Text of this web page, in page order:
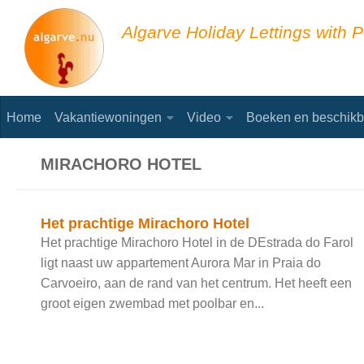
Skip to content
Algarve Holiday Lettings with
Home Vakantiewoningen Video Boeken en
MIRACHORO HOTEL
Het prachtige Mirachoro Hotel
Het prachtige Mirachoro Hotel in de DEstrada do Farol
ligt naast uw appartement Aurora Mar in Praia do
Carvoeiro, aan de rand van het centrum. Het heeft een
groot eigen zwembad met poolbar en...